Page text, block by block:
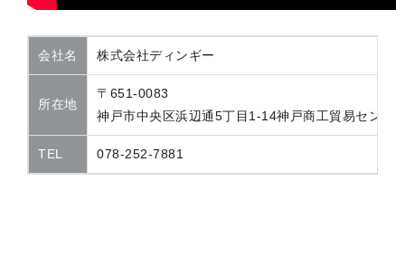
会社名 株式会社ディンギー
所在地
〒651-0083
神戸市中央区浜辺通5丁目1-14神戸商工貿易センタ
TEL 078-252-7881